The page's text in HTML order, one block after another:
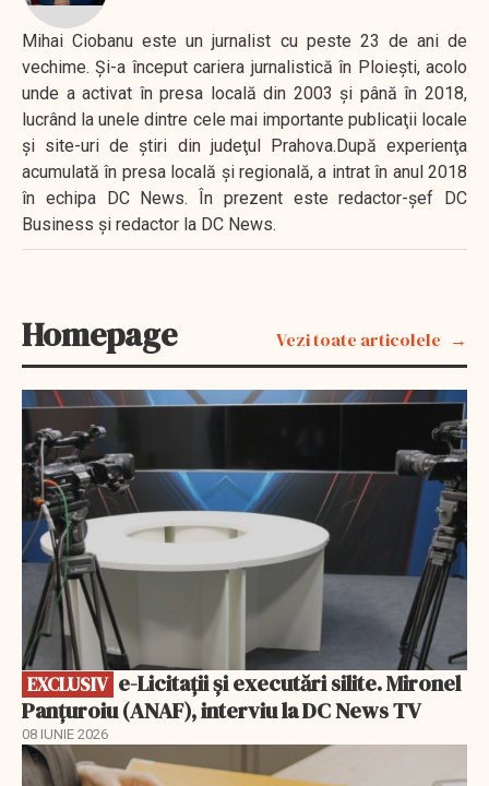
Mihai Ciobanu este un jurnalist cu peste 23 de ani de
vechime. Şi-a început cariera jurnalistică în Ploieşti, acolo
unde a activat în presa locală din 2003 şi până în 2018,
lucrând la unele dintre cele mai importante publicaţii locale
şi site-uri de ştiri din judeţul Prahova.După experienţa
acumulată în presa locală şi regională, a intrat în anul 2018
în echipa DC News. În prezent este redactor-şef DC
Business şi redactor la DC News.
Homepage Vezi toate articolele
EXCLUSIV
EXCLUSIV
Panțuroiu (ANAF), interviu la DC News TV
08 IUNIE 2026